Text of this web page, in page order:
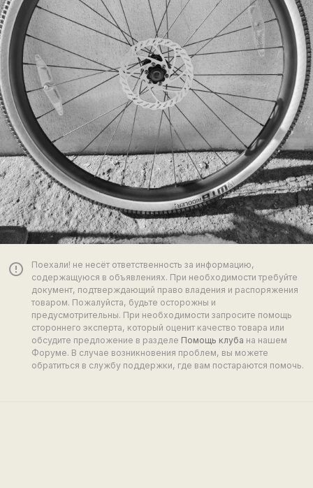
error_outline
Поехали! не несёт ответственность за информацию,
содержащуюся в объявлениях. При необходимости требуйте
документ, подтверждающий право владения и распоряжения
товаром. Пожалуйста, будьте осторожны и
предусмотрительны. При необходимости запросите помощь
стороннего эксперта, который оценит качество товара или
обсудите предложение в разделе Помощь клуба на нашем
Форуме. В случае возникновения проблем, вы можете
обратиться в службу поддержки, где вам постараются помочь.